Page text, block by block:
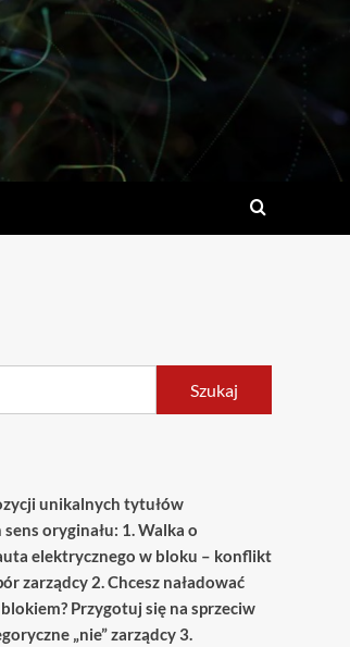
Szukaj
unikalnych tytułów
oryginału: 1. Walka o
elektrycznego w bloku – konflikt
zarządcy 2. Chcesz naładować
Przygotuj się na sprzeciw
„nie” zarządcy 3.